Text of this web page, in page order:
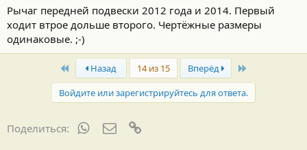
Рычаг передней подвески 2012 года и 2014. Первый
ходит втрое дольше второго. Чертёжные размеры
одинаковые. ;-)
First Назад 14 из 15 Вперёд
Войдите или зарегистрируйтесь для ответа.
Поделиться: WhatsAppЭлектронная почта